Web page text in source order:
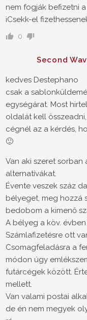
nem fogják befizetni
iCsekk-el
0
Second
kedves Destephano
csak a
egységárat. Most
oldalát kell
cégnél az a kérdés,
🙂
Van aki szeret sorban
alternatívákat.
Évente veszek száz
bélyeget, meg hozzá
bedobom a kimenő
A bélyeg a köv.
Számlafizetésre ott
Csomagfeladásra a
módon úgy
futárcégek között.
mellett.
Van valami postai
de én nem megyek